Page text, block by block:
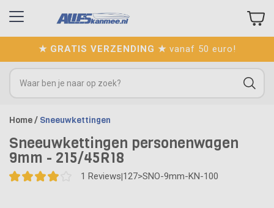
★ GRATIS VERZENDING ★vanaf 50 euro!
Home/ Sneeuwkettingen
Sneeuwkettingen personenwagen
9mm - 215/45R18
1 Reviews 127>SNO-9mm-KN-100